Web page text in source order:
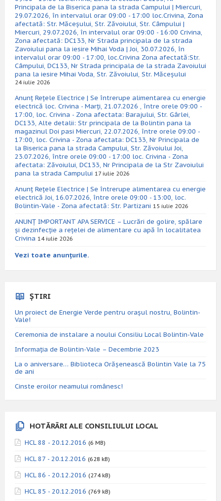
Principala de la Biserica pana la strada Campului | Miercuri,
29.07.2026, în intervalul orar 09:00 - 17:00 loc.Crivina, Zona
afectată: Str. Măceșului, Str. Zăvoiului, Str. Câmpului |
Miercuri, 29.07.2026, în intervalul orar 09:00 - 16:00 Crivina,
Zona afectată: DC133, Nr Strada principala de la strada
Zavoiului pana la iesire Mihai Voda | Joi, 30.07.2026, în
intervalul orar 09:00 - 17:00, loc.Crivina Zona afectată:Str.
Câmpului, DC133, Nr Strada principala de la strada Zavoiului
pana la iesire Mihai Voda, Str. Zăvoiului, Str. Măceșului
24 iulie 2026
Anunț Rețele Electrice | Se întrerupe alimentarea cu energie
electrică loc. Crivina - Marți, 21.07.2026 , între orele 09:00 -
17:00, loc. Crivina - Zona afectata: Barajului, Str. Gârlei,
DC133, Alte detalii: Str principala de la Bolintin pana la
magazinul Doi pasi Miercuri, 22.07.2026, între orele 09:00 -
17:00, loc. Crivina - Zona afectata: DC133, Nr Principala de
la Biserica pana la strada Campului, Str. Zăvoiului Joi,
23.07.2026, între orele 09:00 - 17:00 loc. Crivina - Zona
afectata: Zăvoiului, DC133, Nr Principala de la Str Zavoiului
pana la strada Campului 17 iulie 2026
Anunț Rețele Electrice | Se întrerupe alimentarea cu energie
electrică Joi, 16.07.2026, între orele 09:00 - 13:00, loc.
Bolintin-Vale - Zona afectată: Str. Partizani 15 iulie 2026
ANUNȚ IMPORTANT APA SERVICE – Lucrări de golire, spălare
și dezinfecție a rețelei de alimentare cu apă în localitatea
Crivina 14 iulie 2026
Vezi toate anunțurile.
ȘTIRI
Un proiect de Energie Verde pentru orașul nostru, Bolintin-
Vale!
Ceremonia de instalare a noului Consiliu Local Bolintin-Vale
Informația de Bolintin-Vale – Decembrie 2023
La o aniversare… Biblioteca Orăşenească Bolintin Vale la 75
de ani
Cinste eroilor neamului românesc!
HOTĂRÂRI ALE CONSILIULUI LOCAL
HCL 88 - 20.12.2016 (6 MB)
HCL 87 - 20.12.2016 (628 kB)
HCL 86 - 20.12.2016 (274 kB)
HCL 85 - 20.12.2016 (769 kB)